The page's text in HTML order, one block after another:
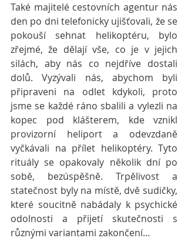
Také majitelé cestovních agentur nás
den po dni telefonicky ujišťovali, že se
pokouší sehnat helikoptéru, bylo
zřejmé, že dělají vše, co je v jejich
silách, aby nás co nejdříve dostali
dolů. Vyzývali nás, abychom byli
připraveni na odlet kdykoli, proto
jsme se každé ráno sbalili a vylezli na
kopec pod klášterem, kde vznikl
provizorní heliport a odevzdaně
vyčkávali na přílet helikoptéry. Tyto
rituály se opakovaly několik dní po
sobě, bezúspěšně. Trpělivost a
statečnost byly na místě, dvě sudičky,
které soucitně nabádaly k psychické
odolnosti a přijetí skutečnosti s
různými variantami zakončení…